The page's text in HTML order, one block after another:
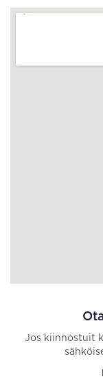
Jos kiinnostuit